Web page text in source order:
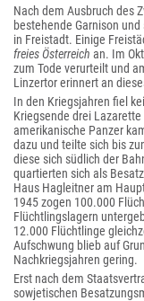
Nach dem Ausbruch des
bestehende Garnison
in Freistadt. Einige
freies Österreich an. Im
zum Tode verurteilt und
Linzertor erinnert an
In den Kriegsjahren fiel
Kriegsende drei
amerikanische Panzer
dazu und teilte sich bis
diese sich südlich der
quartierten sich als
Haus Hagleitner am
1945 zogen 100.000
Flüchtlingslagern
12.000 Flüchtlinge
Aufschwung blieb auf
Nachkriegsjahren gering.
Erst nach dem
sowjetischen